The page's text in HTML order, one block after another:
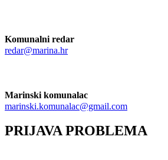
Komunalni redar
redar@marina.hr
Marinski komunalac
marinski.komunalac@gmail.com
PRIJAVA PROBLEMA